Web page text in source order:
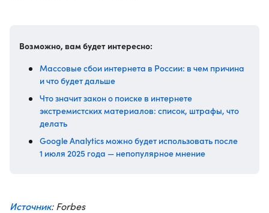
Возможно, вам будет интересно:
Массовые сбои интернета в России: в чем причина
и что будет дальше
Что значит закон о поиске в интернете
экстремистских материалов: список, штрафы, что
делать
Google Analytics можно будет использовать после
1 июля 2025 года — непопулярное мнение
Источник: Forbes